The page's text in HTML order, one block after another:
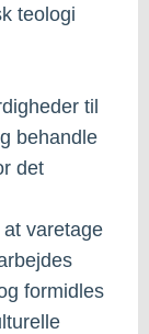
teologi
til
behandle
det
varetage
formidles